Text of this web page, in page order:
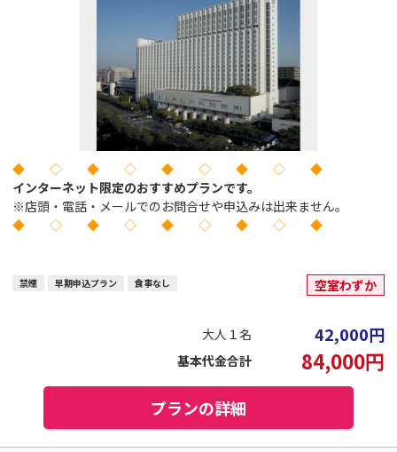
◆ ◇ ◆ ◇ ◆ ◇ ◆ ◇ ◆
インターネット限定のおすすめプランです。
※店頭・電話・メールでのお問合せや申込みは出来ません。
◆ ◇ ◆ ◇ ◆ ◇ ◆ ◇ ◆
禁煙 早期申込プラン 食事なし 空室わずか
大人１名 42,000円
基本代金合計 84,000円
プランの詳細